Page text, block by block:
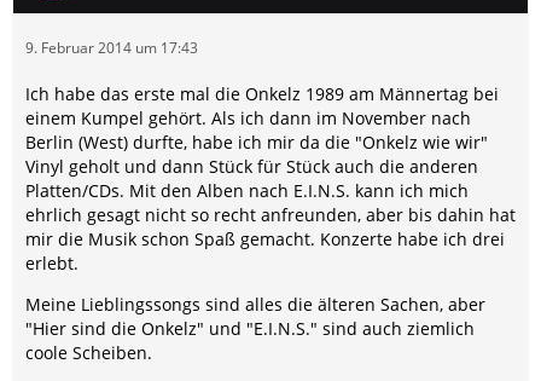
9. Februar 2014 um 17:43
Ich habe das erste mal die Onkelz 1989 am Männertag bei
einem Kumpel gehört. Als ich dann im November nach
Berlin (West) durfte, habe ich mir da die "Onkelz wie wir"
Vinyl geholt und dann Stück für Stück auch die anderen
Platten/CDs. Mit den Alben nach E.I.N.S. kann ich mich
ehrlich gesagt nicht so recht anfreunden, aber bis dahin hat
mir die Musik schon Spaß gemacht. Konzerte habe ich drei
erlebt.
Meine Lieblingssongs sind alles die älteren Sachen, aber
"Hier sind die Onkelz" und "E.I.N.S." sind auch ziemlich
coole Scheiben.